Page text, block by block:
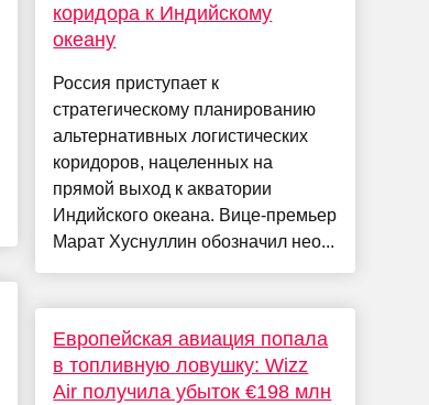
коридора к Индийскому
океану
Россия приступает к
стратегическому планированию
альтернативных логистических
коридоров, нацеленных на
прямой выход к акватории
Индийского океана. Вице-премьер
Марат Хуснуллин обозначил нео...
Европейская авиация попала
в топливную ловушку: Wizz
Air получила убыток €198 млн